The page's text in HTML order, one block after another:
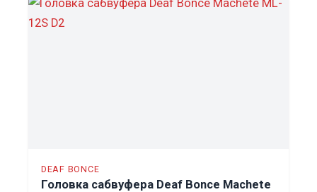
DEAF BONCE
Головка сабвуфера Deaf Bonce Machete